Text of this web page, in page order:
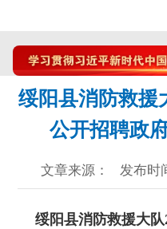
绥阳县消防救援
公开招聘政
文章来源： 发布时
绥阳县消防救援大队